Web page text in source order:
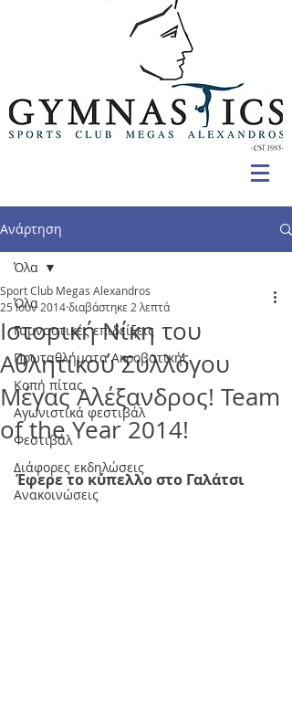
Ανάρτηση
Όλα
Γυμναστικές επιδείξεις
Πρωταθλήματα Ακροβατικής
Κοπή πίτας
Αγωνιστικά φεστιβάλ
Φεστιβάλ
Διάφορες εκδηλώσεις
Ανακοινώσεις
Όλα
Ιστορική Νίκη του
Αθλητικού Συλλόγου
Μέγας Αλέξανδρος! Team
of the Year 2014!
Sport Club Megas Alexandros
25 Ιουν 2014διαβάστηκε 2 λεπτά
Έφερε το κύπελλο στο Γαλάτσι